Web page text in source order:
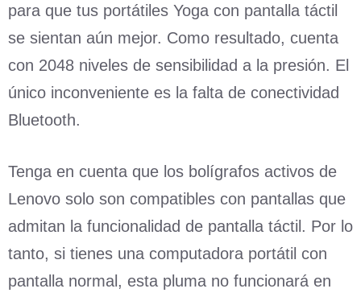
para que tus portátiles Yoga con pantalla táctil
se sientan aún mejor. Como resultado, cuenta
con 2048 niveles de sensibilidad a la presión. El
único inconveniente es la falta de conectividad
Bluetooth.
Tenga en cuenta que los bolígrafos activos de
Lenovo solo son compatibles con pantallas que
admitan la funcionalidad de pantalla táctil. Por lo
tanto, si tienes una computadora portátil con
pantalla normal, esta pluma no funcionará en